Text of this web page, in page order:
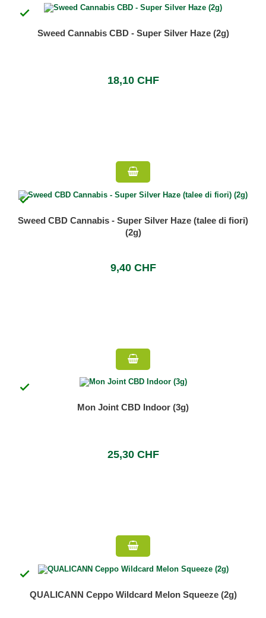

Sweed Cannabis CBD - Super Silver Haze (2g)
18,10 CHF

Sweed CBD Cannabis - Super Silver Haze (talee di fiori)
(2g)
9,40 CHF

Mon Joint CBD Indoor (3g)
25,30 CHF

QUALICANN Ceppo Wildcard Melon Squeeze (2g)